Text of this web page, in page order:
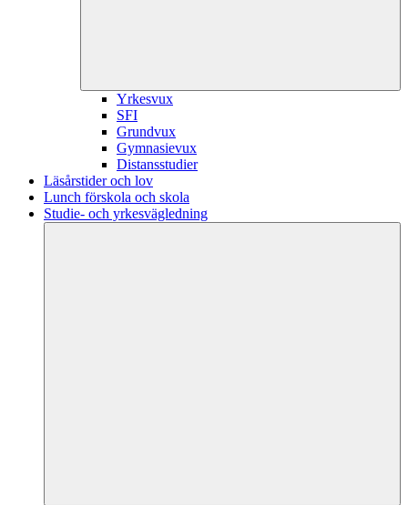
Yrkesvux
SFI
Grundvux
Gymnasievux
Distansstudier
Läsårstider och lov
Lunch förskola och skola
Studie- och yrkesvägledning